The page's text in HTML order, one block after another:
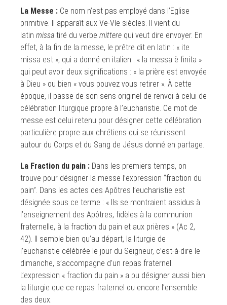
La Messe : Ce nom n’est pas employé dans l’Eglise
primitive. Il apparaît aux Ve-VIe siècles. Il vient du
latin missa tiré du verbe mittere qui veut dire envoyer. En
effet, à la fin de la messe, le prêtre dit en latin : « ite
missa est », qui a donné en italien : « la messa è finita »
qui peut avoir deux significations : « la prière est envoyée
à Dieu » ou bien « vous pouvez vous retirer ». À cette
époque, il passe de son sens originel de renvoi à celui de
célébration liturgique propre à l’eucharistie. Ce mot de
messe est celui retenu pour désigner cette célébration
particulière propre aux chrétiens qui se réunissent
autour du Corps et du Sang de Jésus donné en partage.
La Fraction du pain : Dans les premiers temps, on
trouve pour désigner la messe l’expression “fraction du
pain”. Dans les actes des Apôtres l’eucharistie est
désignée sous ce terme : « Ils se montraient assidus à
l’enseignement des Apôtres, fidèles à la communion
fraternelle, à la fraction du pain et aux prières » (Ac 2,
42). Il semble bien qu’au départ, la liturgie de
l’eucharistie célébrée le jour du Seigneur, c’est-à-dire le
dimanche, s’accompagne d’un repas fraternel.
L’expression « fraction du pain » a pu désigner aussi bien
la liturgie que ce repas fraternel ou encore l’ensemble
des deux.